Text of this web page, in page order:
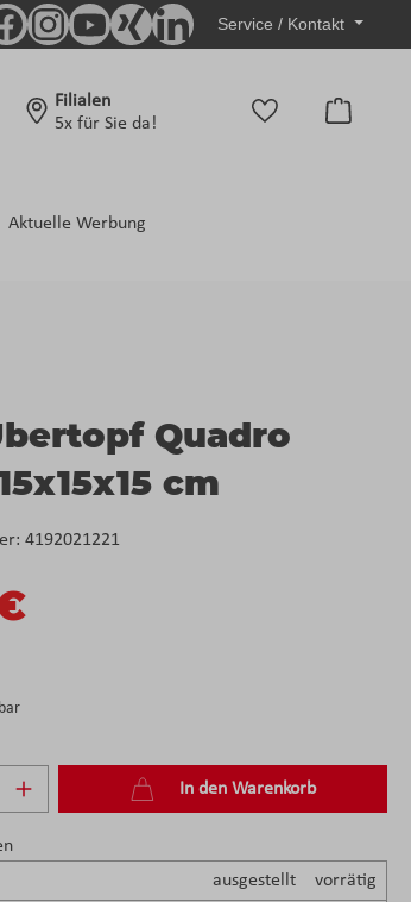
Service / Kontakt
Filialen
5x für Sie da!
Aktuelle Werbung
Quadro
cm
4192021221
Gib den gewünschten
In den Warenkorb
ausgestellt vorrätig